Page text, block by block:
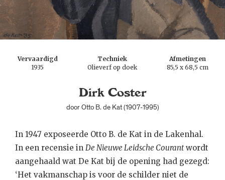
Vervaardigd
1935
Techniek
Olieverf op doek
Afmetingen
85,5 x 68,5 cm
Dirk Coster
door Otto B. de Kat (1907-1995)
In 1947 exposeerde Otto B. de Kat in de Lakenhal.
In een recensie in De Nieuwe Leidsche Courantwordt
aangehaald wat De Kat bij de opening had gezegd:
‘Het vakmanschap is voor de schilder niet de